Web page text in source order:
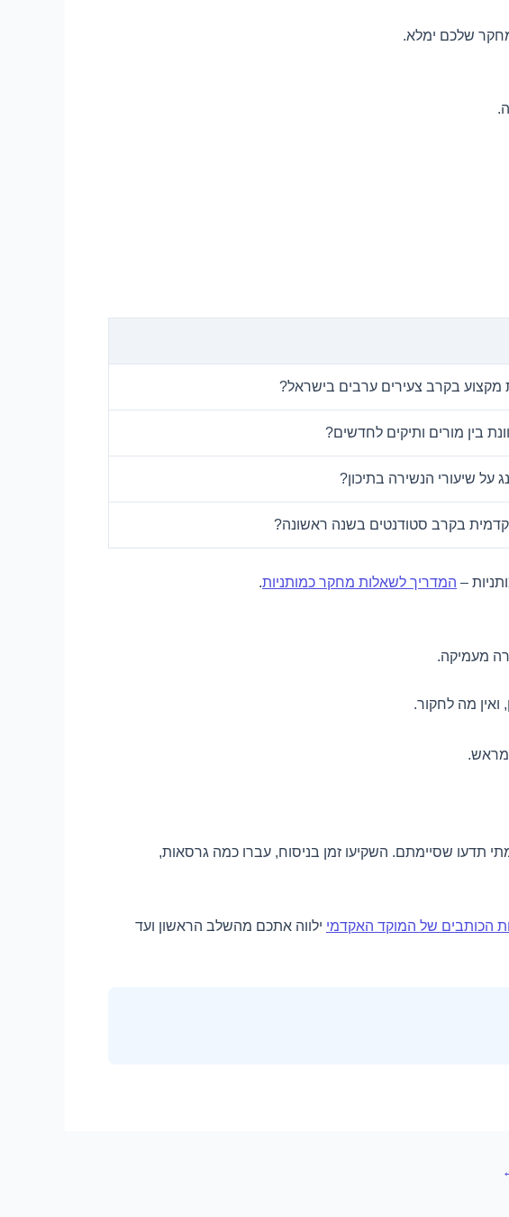
שלכם ימלא.
בקרב צעירים ערבים בישראל?
בין מורים ותיקים לחדשים?
על שיעורי הנשירה בתיכון?
בקרב סטודנטים בשנה ראשונה?
– המדריך לשאלות מחקר כמותניות.
מעמיקה.
מה לחקור.
מראש.
תדעו שסיימתם. השקיעו זמן בניסוח, עברו כמה גרסאות,
הכותבים של המוקד האקדמי ילווה אתכם מהשלב הראשון ועד